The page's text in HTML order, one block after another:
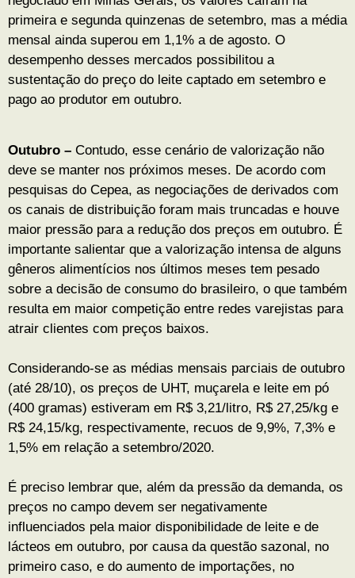
primeira e segunda quinzenas de setembro, mas a média
mensal ainda superou em 1,1% a de agosto. O
desempenho desses mercados possibilitou a
sustentação do preço do leite captado em setembro e
pago ao produtor em outubro.
Outubro – Contudo, esse cenário de valorização não
deve se manter nos próximos meses. De acordo com
pesquisas do Cepea, as negociações de derivados com
os canais de distribuição foram mais truncadas e houve
maior pressão para a redução dos preços em outubro. É
importante salientar que a valorização intensa de alguns
gêneros alimentícios nos últimos meses tem pesado
sobre a decisão de consumo do brasileiro, o que também
resulta em maior competição entre redes varejistas para
atrair clientes com preços baixos.
Considerando-se as médias mensais parciais de outubro
(até 28/10), os preços de UHT, muçarela e leite em pó
(400 gramas) estiveram em R$ 3,21/litro, R$ 27,25/kg e
R$ 24,15/kg, respectivamente, recuos de 9,9%, 7,3% e
1,5% em relação a setembro/2020.
É preciso lembrar que, além da pressão da demanda, os
preços no campo devem ser negativamente
influenciados pela maior disponibilidade de leite e de
lácteos em outubro, por causa da questão sazonal, no
primeiro caso, e do aumento de importações, no